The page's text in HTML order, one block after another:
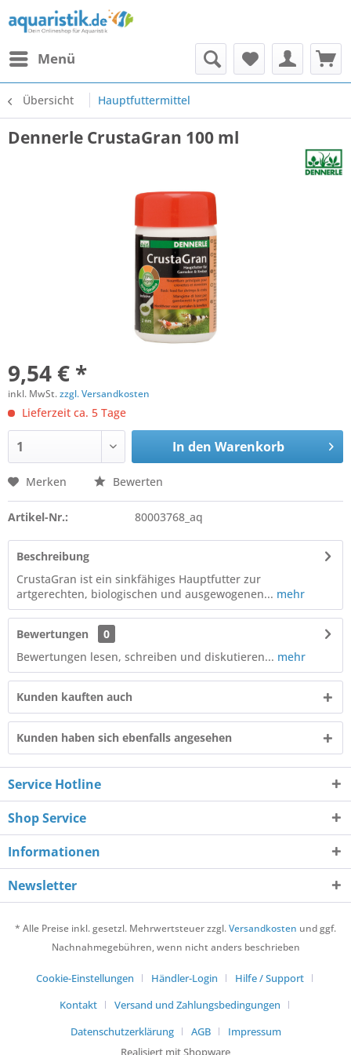
Menü
Übersicht Hauptfuttermittel
Dennerle CrustaGran 100 ml
9,54 € *
inkl. MwSt.zzgl. Versandkosten
Lieferzeit ca. 5 Tage
In den Warenkorb
Merken Bewerten
Artikel-Nr.: 80003768_aq
Beschreibung
CrustaGran ist ein sinkfähiges Hauptfutter zur
artgerechten, biologischen und ausgewogenen... mehr
Bewertungen
0
Bewertungen lesen, schreiben und diskutieren... mehr
Kunden kauften auch
Kunden haben sich ebenfalls angesehen
Service Hotline
Shop Service
Informationen
Newsletter
* Alle Preise inkl. gesetzl. Mehrwertsteuer zzgl.Versandkosten und ggf.
Nachnahmegebühren, wenn nicht anders beschrieben
Cookie-Einstellungen Händler-Login
Hilfe / Support
Kontakt
Versand und Zahlungsbedingungen
Datenschutzerklärung
AGB
Impressum
Realisiert mit Shopware